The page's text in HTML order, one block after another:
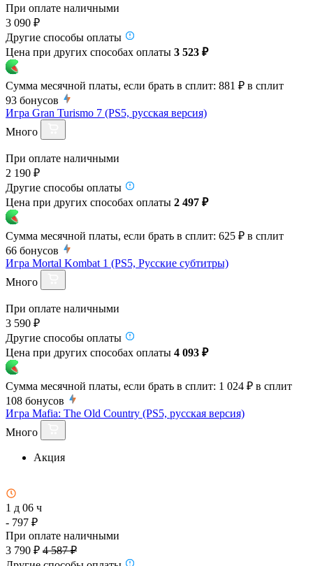
При оплате наличными
3 090 ₽
Другие способы оплаты
Цена при других способах оплаты 3 523 ₽
Сумма месячной платы, если брать в сплит: 881 ₽ в сплит
93 бонусов
Игра Gran Turismo 7 (PS5, русская версия)
Много
При оплате наличными
2 190 ₽
Другие способы оплаты
Цена при других способах оплаты 2 497 ₽
Сумма месячной платы, если брать в сплит: 625 ₽ в сплит
66 бонусов
Игра Mortal Kombat 1 (PS5, Русские субтитры)
Много
При оплате наличными
3 590 ₽
Другие способы оплаты
Цена при других способах оплаты 4 093 ₽
Сумма месячной платы, если брать в сплит: 1 024 ₽ в сплит
108 бонусов
Игра Mafia: The Old Country (PS5, русская версия)
Много
Акция
1 д 06 ч
- 797 ₽
При оплате наличными
3 790 ₽ 4 587 ₽